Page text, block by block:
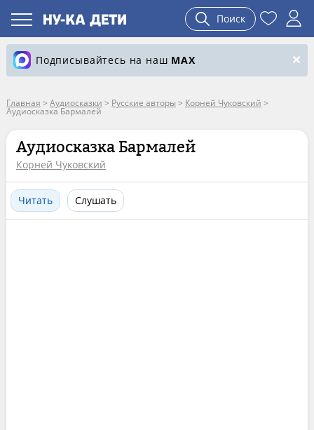
Поиск
Подписывайтесь на наш MAX
Главная > Аудиосказки > Русские авторы > Корней Чуковский >
Аудиосказка Бармалей
Аудиосказка Бармалей
Корней Чуковский
Читать Слушать